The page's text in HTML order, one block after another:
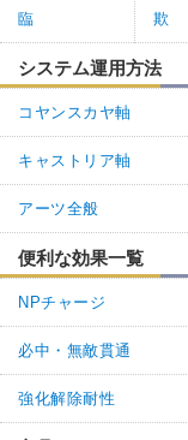
臨 欺
システム運用方法
コヤンスカヤ軸
キャストリア軸
アーツ全般
便利な効果一覧
NPチャージ
必中・無敵貫通
強化解除耐性